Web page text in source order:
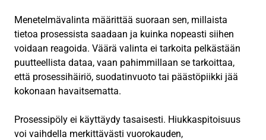
Menetelmävalinta määrittää suoraan sen, millaista
tietoa prosessista saadaan ja kuinka nopeasti siihen
voidaan reagoida. Väärä valinta ei tarkoita pelkästään
puutteellista dataa, vaan pahimmillaan se tarkoittaa,
että prosessihäiriö, suodatinvuoto tai päästöpiikki jää
kokonaan havaitsematta.
Prosessipöly ei käyttäydy tasaisesti. Hiukkaspitoisuus
voi vaihdella merkittävästi vuorokauden,